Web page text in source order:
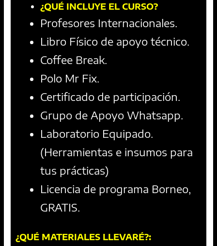
¿QUÉ INCLUYE EL CURSO?
Profesores Internacionales.
Libro Físico de apoyo técnico.
Coffee Break.
Polo Mr Fix.
Certificado de participación.
Grupo de Apoyo Whatsapp.
Laboratorio Equipado.
(Herramientas e insumos para
tus prácticas)
Licencia de programa Borneo,
GRATIS.
¿QUÉ MATERIALES LLEVARÉ?: